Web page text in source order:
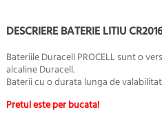
DESCRIERE BATERIE LITIU
Bateriile Duracell PROCELL sunt o
alcaline Duracell.
Baterii cu o durata lunga de
Pretul este per bucata!